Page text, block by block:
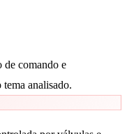
de comando e
analisado.